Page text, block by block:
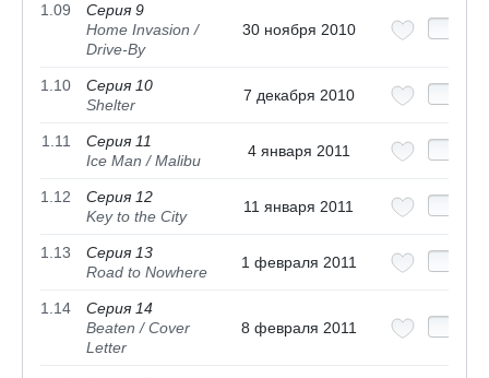
1.09
Серия 9
Home Invasion /
Drive-By
30 ноября 2010
1.10
Серия 10
Shelter
7 декабря 2010
1.11
Серия 11
Ice Man / Malibu
4 января 2011
1.12
Серия 12
Key to the City
11 января 2011
1.13
Серия 13
Road to Nowhere
1 февраля 2011
1.14
Серия 14
Beaten / Cover
Letter
8 февраля 2011